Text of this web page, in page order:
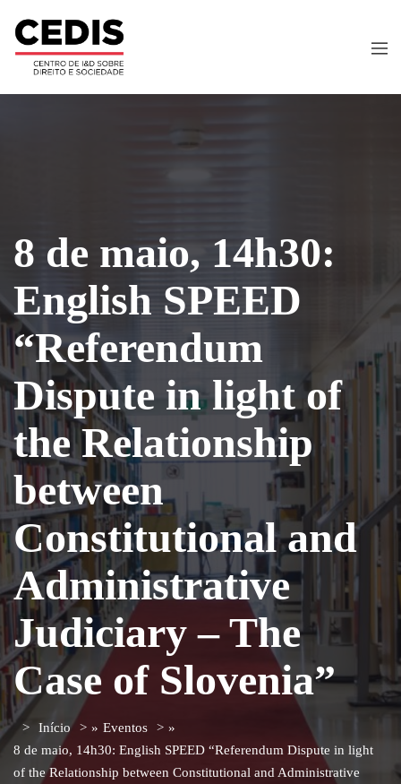
8 de maio, 14h30:
English SPEED
“Referendum
Dispute in light of
the Relationship
between
Constitutional and
Administrative
Judiciary – The
Case of Slovenia”
Início » Eventos
»
8 de maio, 14h30: English SPEED “Referendum Dispute in light
of the Relationship between Constitutional and Administrative